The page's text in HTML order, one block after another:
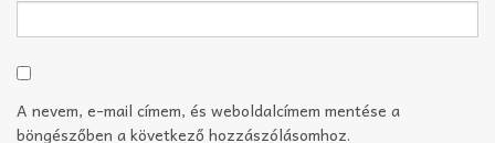
A nevem, e-mail címem, és weboldalcímem mentése a
böngészőben a következő hozzászólásomhoz.